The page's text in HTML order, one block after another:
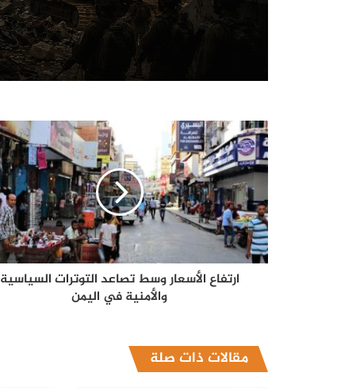
ارتفاع الأسعار وسط تصاعد التوترات السياسية
والأمنية في اليمن
مقالات ذات صلة